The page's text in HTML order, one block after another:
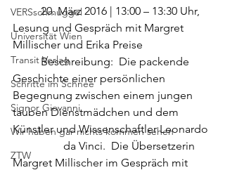
VERSschmuggel
Universität Wien
Transit Verlag
Schritte im Schnee
Signor Giovanni
Wir haben gar nichts kommen sehen
ZTW
20. März 2016 | 13:00 – 13:30 Uhr,
Lesung und Gespräch mit Margret
Millischer und Erika Preise
Beschreibung:  Die packende
Geschichte einer persönlichen
Begegnung zwischen einem jungen
tauben Dienstmädchen und dem
Künstler und Wissenschaftler Leonardo
da Vinci.  Die Übersetzerin
Margret Millischer im Gespräch mit